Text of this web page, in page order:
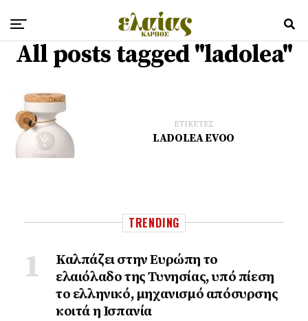
All posts tagged "ladolea"
ΕΤΙΚΕΤΕΣ
LADOLEA EVOO
TRENDING
Καλπάζει στην Ευρώπη το
ελαιόλαδο της Τυνησίας, υπό πίεση
το ελληνικό, μηχανισμό απόσυρσης
κοιτά η Ισπανία